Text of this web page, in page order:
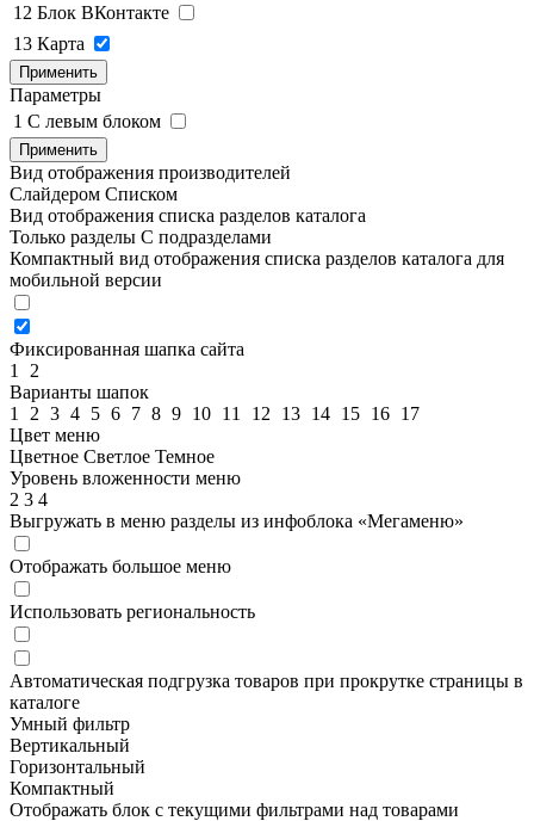
12 Блок ВКонтакте
13 Карта
Применить
Параметры
1 C левым блоком
Применить
Вид отображения производителей
Слайдером Списком
Вид отображения списка разделов каталога
Только разделы С подразделами
Компактный вид отображения списка разделов каталога для
мобильной версии
Фиксированная шапка сайта
1
2
Варианты шапок
1
2 3 4 5 6 7 8 9 10 11 12 13 14 15 16 17
Цвет меню
Цветное Светлое Темное
Уровень вложенности меню
2 3 4
Выгружать в меню разделы из инфоблока «Мегаменю»
Отображать большое меню
Использовать региональность
Автоматическая подгрузка товаров при прокрутке страницы в
каталоге
Умный фильтр
Вертикальный
Горизонтальный
Компактный
Отображать блок с текущими фильтрами над товарами